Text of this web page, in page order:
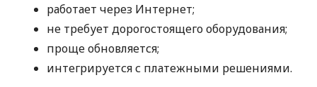
работает через Интернет;
не требует дорогостоящего оборудования;
проще обновляется;
интегрируется с платежными решениями.